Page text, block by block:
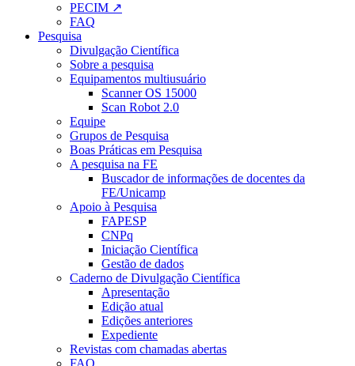
PECIM ↗
FAQ
Pesquisa
Divulgação Científica
Sobre a pesquisa
Equipamentos multiusuário
Scanner OS 15000
Scan Robot 2.0
Equipe
Grupos de Pesquisa
Boas Práticas em Pesquisa
A pesquisa na FE
Buscador de informações de docentes da
FE/Unicamp
Apoio à Pesquisa
FAPESP
CNPq
Iniciação Científica
Gestão de dados
Caderno de Divulgação Científica
Apresentação
Edição atual
Edições anteriores
Expediente
Revistas com chamadas abertas
FAQ